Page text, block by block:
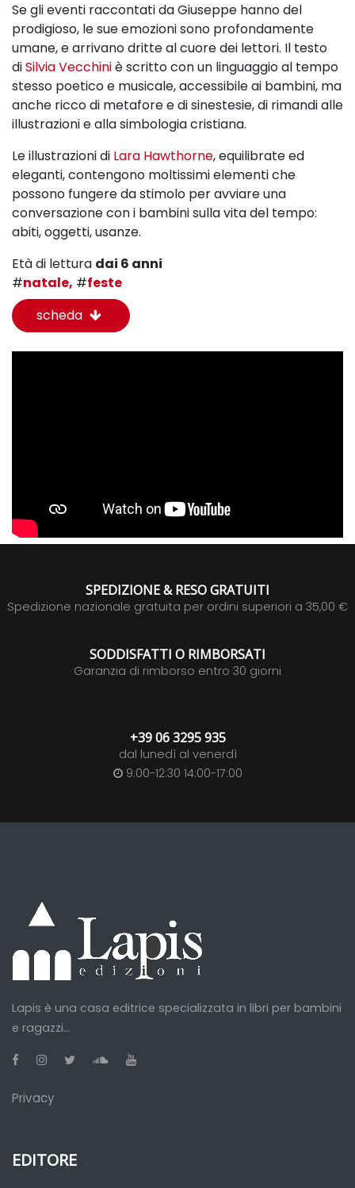
Se gli eventi raccontati da Giuseppe hanno del
prodigioso, le sue emozioni sono profondamente
umane, e arrivano dritte al cuore dei lettori. Il testo
diSilvia Vecchinièscritto con un linguaggio al tempo
stesso poetico e musicale, accessibile ai bambini, ma
anche ricco di metafore e di sinestesie, di rimandi alle
illustrazioni e alla simbologia cristiana.
Le illustrazioni di Lara Hawthorne, equilibrate ed
eleganti, contengono moltissimi elementi che
possono fungere da stimolo per avviare una
conversazione con i bambini sulla vita del tempo:
abiti, oggetti, usanze.
Età di lettura dai 6 anni
#natale, #feste
scheda
SPEDIZIONE & RESO GRATUITI
Spedizione nazionale gratuita per ordini superiori a 35,00 €
SODDISFATTI O RIMBORSATI
Garanzia di rimborso entro 30 giorni
+39 06 3295 935
dal lunedì al venerdì
9:00-12:30 14:00-17:00
Lapis è una casa editrice specializzata in libri per bambini
e ragazzi...
Privacy
EDITORE